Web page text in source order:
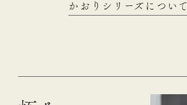
かおりシリーズについて